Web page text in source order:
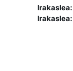
Irakaslea:
Irakaslea: